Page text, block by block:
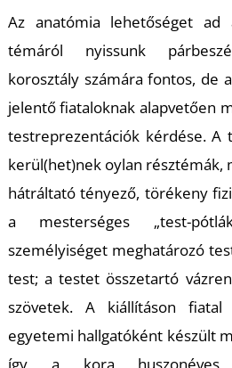
Az anatómia lehetőséget
témáról nyissunk
korosztály számára fontos, de
jelentő fiataloknak alapvetően
testreprezentációk kérdése. A
kerül(het)nek oylan résztémák,
hátráltató tényező, törékeny
a mesterséges „test-
személyiséget meghatározó
test; a testet összetartó
szövetek. A kiállításon fiatal
egyetemi hallgatóként készült